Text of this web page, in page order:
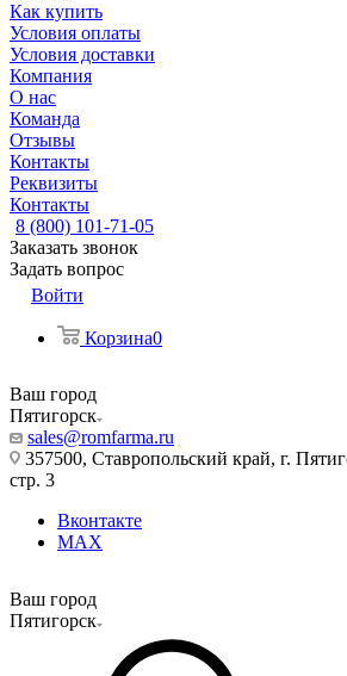
Как купить
Условия оплаты
Условия доставки
Компания
О нас
Команда
Отзывы
Контакты
Реквизиты
Контакты
8 (800) 101-71-05
Заказать звонок
Задать вопрос
Войти
Корзина0
Ваш город
Пятигорск
sales@romfarma.ru
357500, Ставропольский край, г.
стр. 3
Вконтакте
MAX
Ваш город
Пятигорск